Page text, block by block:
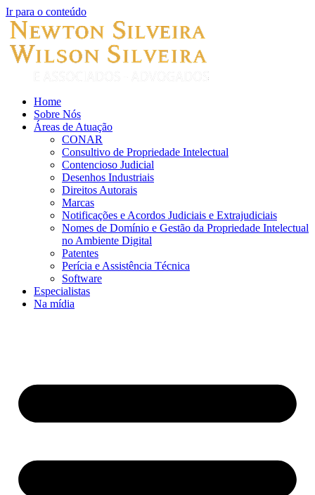
Ir para o conteúdo
Home
Sobre Nós
Áreas de Atuação
CONAR
Consultivo de Propriedade Intelectual
Contencioso Judicial
Desenhos Industriais
Direitos Autorais
Marcas
Notificações e Acordos Judiciais e Extrajudiciais
Nomes de Domínio e Gestão da Propriedade Intelectual
no Ambiente Digital
Patentes
Perícia e Assistência Técnica
Software
Especialistas
Na mídia